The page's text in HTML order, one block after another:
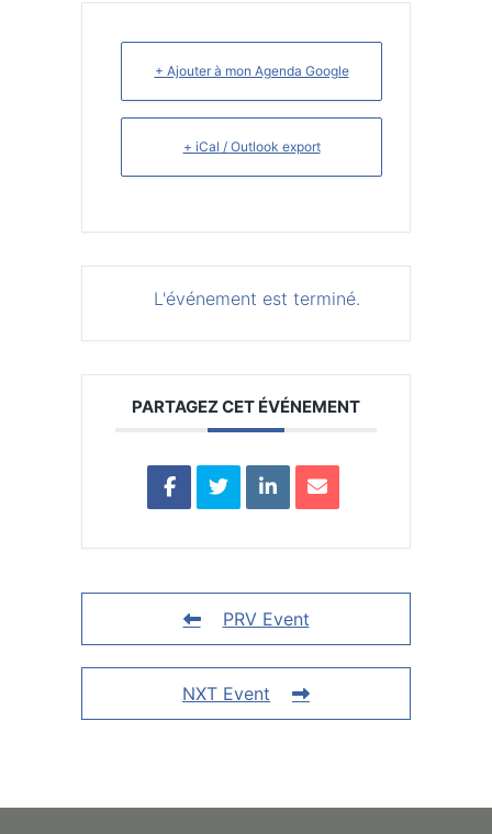
+ Ajouter à mon Agenda Google
+ iCal / Outlook export
L'événement est terminé.
PARTAGEZ CET ÉVÉNEMENT
PRV Event
NXT Event